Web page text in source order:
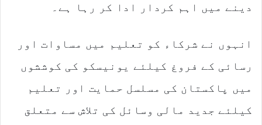
دینے میں اہم کردار ادا کر رہا ہے۔
انہوں نے شرکاء کو تعلیم میں مساوات اور
رسائی کے فروغ کیلئے یونیسکو کی کوششوں
میں پاکستان کی مسلسل حمایت اور تعلیم
کیلئے جدید مالی وسائل کی تلاش سے متعلق